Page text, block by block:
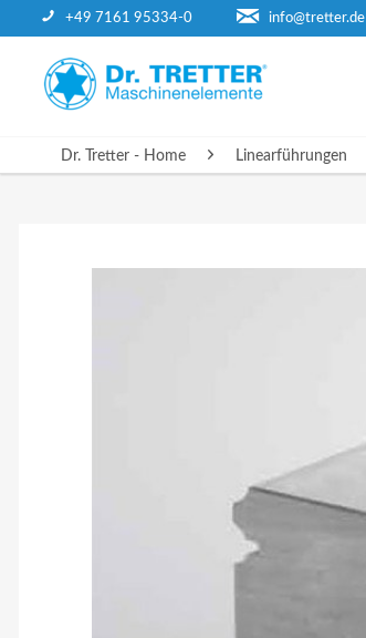
+49 7161 95334-0 info@tretter.de
Dr. Tretter - Home Linearführungen
DR. TRETTER - HOME